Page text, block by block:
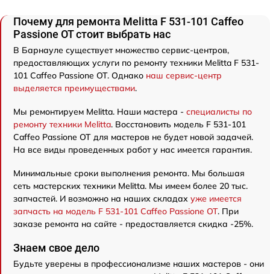
Почему для ремонта Melitta F 531-101 Caffeo
Passione OT стоит выбрать нас
В Барнауле существует множество сервис-центров,
предоставляющих услуги по ремонту техники Melitta F 531-
101 Caffeo Passione OT. Однако наш сервис-центр
выделяется преимуществами.
Мы ремонтируем Melitta. Наши мастера - специалисты по
ремонту техники Melitta. Восстановить модель F 531-101
Caffeo Passione OT для мастеров не будет новой задачей.
На все виды проведенных работ у нас имеется гарантия.
Минимальные сроки выполнения ремонта. Мы большая
сеть мастерских техники Melitta. Мы имеем более 20 тыс.
запчастей. И возможно на наших складах уже имеется
запчасть на модель F 531-101 Caffeo Passione OT. При
заказе ремонта на сайте - предоставляется скидка -25%.
Знаем свое дело
Будьте уверены в профессионализме наших мастеров - они